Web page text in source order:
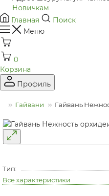
Новичкам
Главная
Поиск
Меню
0
Корзина
Профиль
Гайвани Гайвань
Тип:
Все характеристики